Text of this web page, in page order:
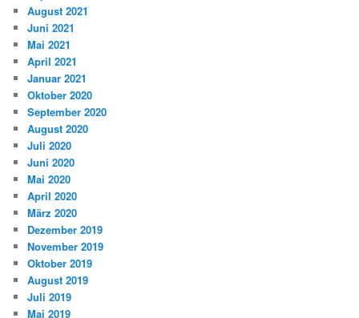
August 2021
Juni 2021
Mai 2021
April 2021
Januar 2021
Oktober 2020
September 2020
August 2020
Juli 2020
Juni 2020
Mai 2020
April 2020
März 2020
Dezember 2019
November 2019
Oktober 2019
August 2019
Juli 2019
Mai 2019